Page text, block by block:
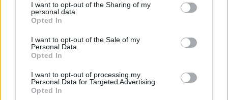
I want to opt-out of the Sharing of my
personal data.
Opted In
I want to opt-out of the Sale of my
Personal Data.
Opted In
I want to opt-out of processing my
Personal Data for Targeted Advertising.
Opted In
tavasszal festenek régi-új sávokat és
jelzéseket.
Tavasszal bokrokat és fákat ültetek majd
a kerékpársávok, járdák mellé, továbbá